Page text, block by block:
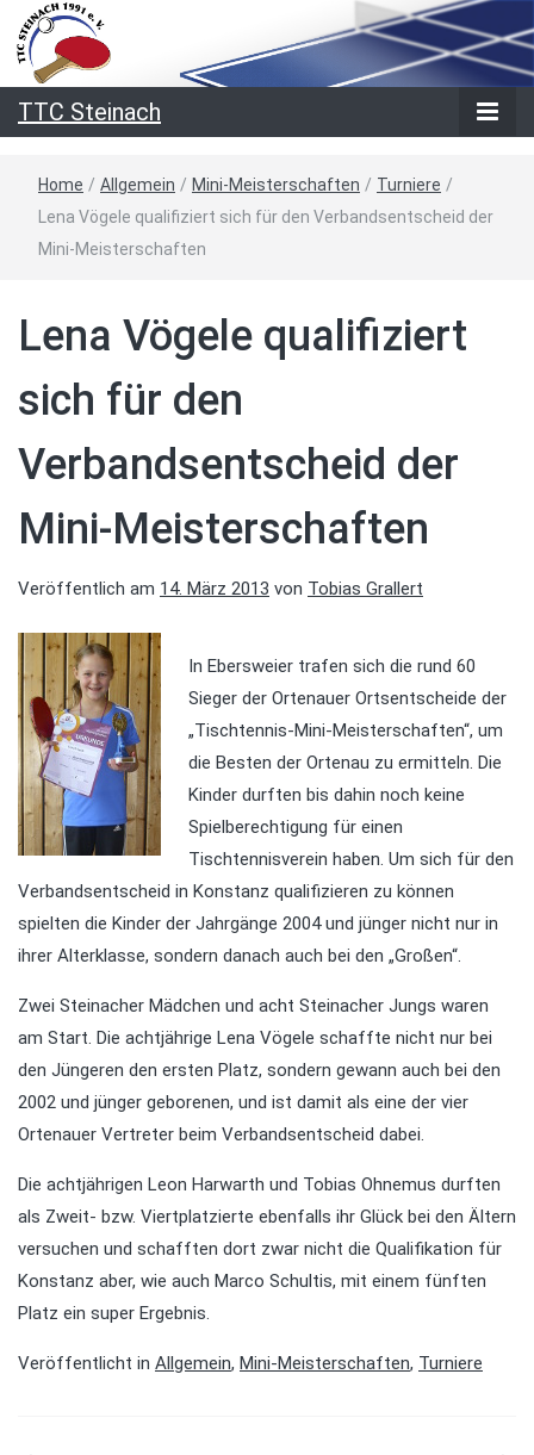
TTC Steinach
Home / Allgemein / Mini-Meisterschaften / Turniere /
Lena Vögele qualifiziert sich für den Verbandsentscheid der
Mini-Meisterschaften
Lena Vögele qualifiziert
sich für den
Verbandsentscheid der
Mini-Meisterschaften
Veröffentlich am 14. März 2013 von Tobias Grallert
In Ebersweier trafen sich die rund 60
Sieger der Ortenauer Ortsentscheide der
„Tischtennis-Mini-Meisterschaften“, um
die Besten der Ortenau zu ermitteln. Die
Kinder durften bis dahin noch keine
Spielberechtigung für einen
Tischtennisverein haben. Um sich für den
Verbandsentscheid in Konstanz qualifizieren zu können
spielten die Kinder der Jahrgänge 2004 und jünger nicht nur in
ihrer Alterklasse, sondern danach auch bei den „Großen“.
Zwei Steinacher Mädchen und acht Steinacher Jungs waren
am Start. Die achtjährige Lena Vögele schaffte nicht nur bei
den Jüngeren den ersten Platz, sondern gewann auch bei den
2002 und jünger geborenen, und ist damit als eine der vier
Ortenauer Vertreter beim Verbandsentscheid dabei.
Die achtjährigen Leon Harwarth und Tobias Ohnemus durften
als Zweit- bzw. Viertplatzierte ebenfalls ihr Glück bei den Ältern
versuchen und schafften dort zwar nicht die Qualifikation für
Konstanz aber, wie auch Marco Schultis, mit einem fünften
Platz ein super Ergebnis.
Veröffentlicht in Allgemein, Mini-Meisterschaften, Turniere